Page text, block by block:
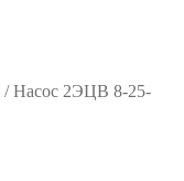
/Насос 2ЭЦВ 8-25-